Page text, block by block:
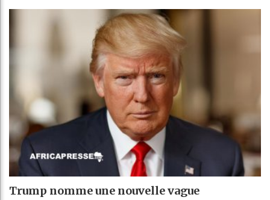
Trump nomme une nouvelle vague